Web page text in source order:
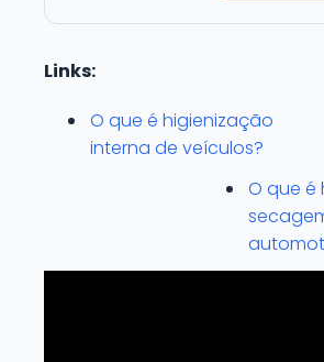
Links:
O que é higienização
interna de veículos?
O que é